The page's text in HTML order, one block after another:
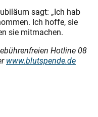
sagt: „Ich hab
Ich hoffe, sie
sie mitmachen.
Hotline 08
www.blutspende.de